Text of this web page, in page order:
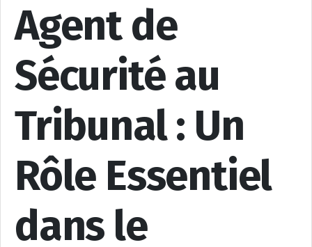
Agent de
Sécurité au
Tribunal : Un
Rôle Essentiel
dans le